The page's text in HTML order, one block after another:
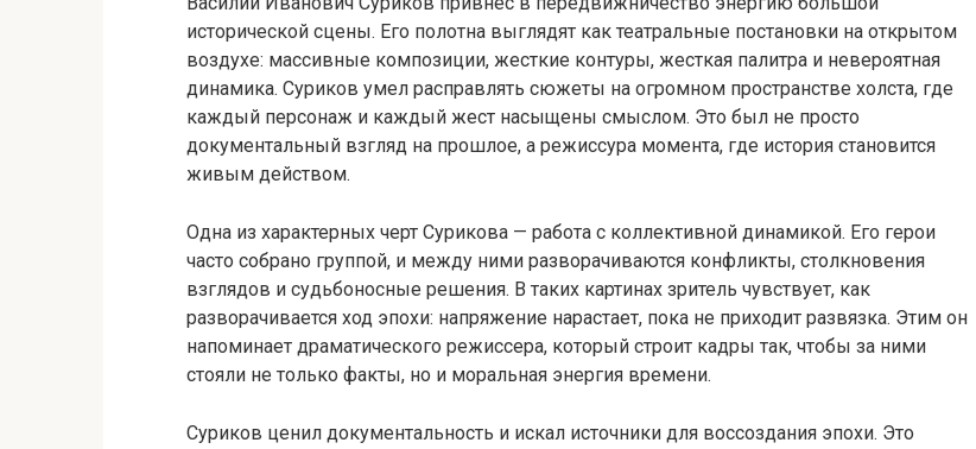
исторической сцены. Его полотна выглядят как театральные постановки на открытом
воздухе: массивные композиции, жесткие контуры, жесткая палитра и невероятная
динамика. Суриков умел расправлять сюжеты на огромном пространстве холста, где
каждый персонаж и каждый жест насыщены смыслом. Это был не просто
документальный взгляд на прошлое, а режиссура момента, где история становится
живым действом.
Одна из характерных черт Сурикова — работа с коллективной динамикой. Его герои
часто собрано группой, и между ними разворачиваются конфликты, столкновения
взглядов и судьбоносные решения. В таких картинах зритель чувствует, как
разворачивается ход эпохи: напряжение нарастает, пока не приходит развязка. Этим он
напоминает драматического режиссера, который строит кадры так, чтобы за ними
стояли не только факты, но и моральная энергия времени.
Суриков ценил документальность и искал источники для воссоздания эпохи. Это